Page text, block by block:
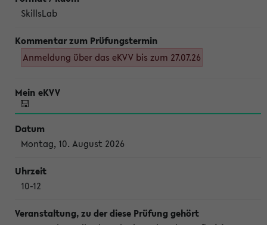
SkillsLab
Anmeldung über das eKVV bis zum 27.07.26
Montag, 10. August 2026
10-12